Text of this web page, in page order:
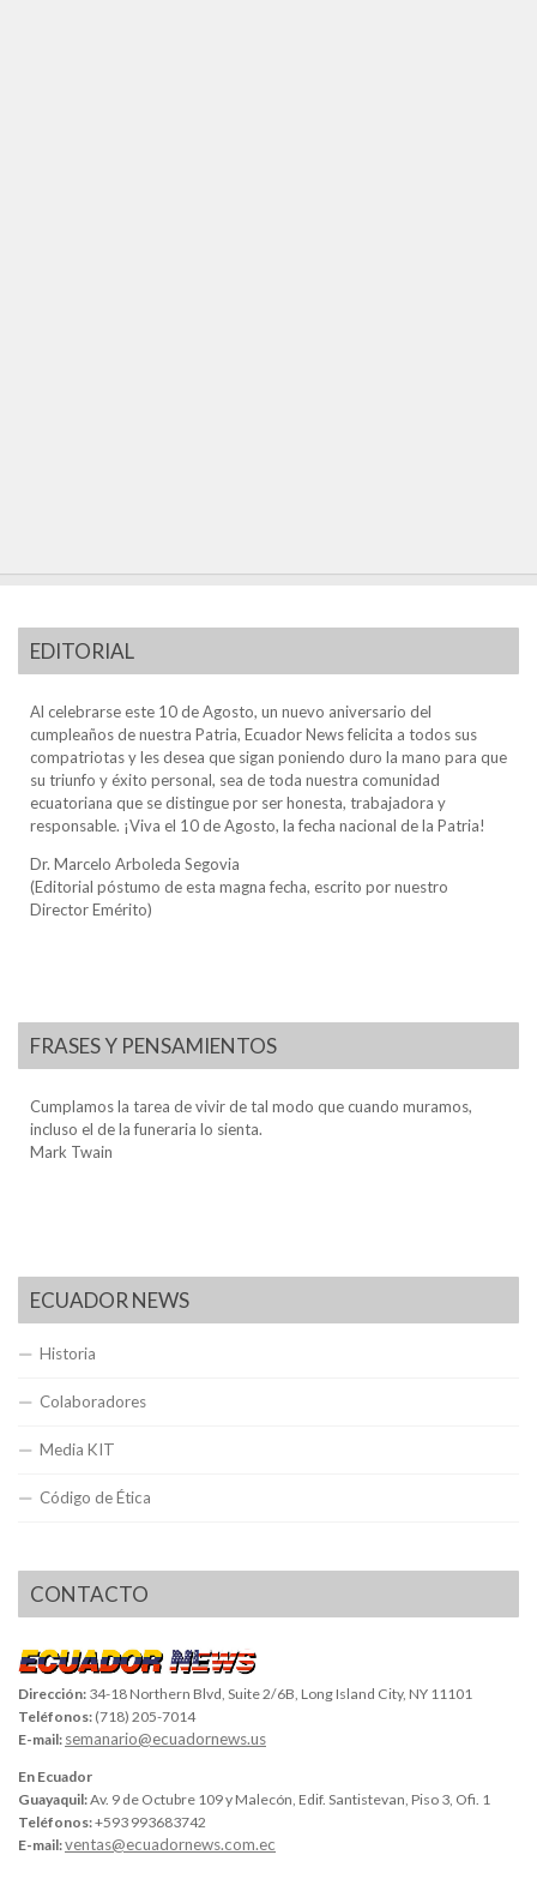
EDITORIAL
Al celebrarse este 10 de Agosto, un nuevo aniversario del
cumpleaños de nuestra Patria, Ecuador News felicita a todos sus
compatriotas y les desea que sigan poniendo duro la mano para que
su triunfo y éxito personal, sea de toda nuestra comunidad
ecuatoriana que se distingue por ser honesta, trabajadora y
responsable. ¡Viva el 10 de Agosto, la fecha nacional de la Patria!
Dr. Marcelo Arboleda Segovia
(Editorial póstumo de esta magna fecha, escrito por nuestro
Director Emérito)
FRASES Y PENSAMIENTOS
Cumplamos la tarea de vivir de tal modo que cuando muramos,
incluso el de la funeraria lo sienta.
Mark Twain
ECUADOR NEWS
Historia
Colaboradores
Media KIT
Código de Ética
CONTACTO
Dirección: 34-18 Northern Blvd, Suite 2/6B, Long Island City, NY 11101
Teléfonos: (718) 205-7014
E-mail: semanario@ecuadornews.us
En Ecuador
Guayaquil:Av. 9 de Octubre 109 y Malecón, Edif. Santistevan, Piso 3, Ofi. 1
Teléfonos:+593 993683742
E-mail:ventas@ecuadornews.com.ec